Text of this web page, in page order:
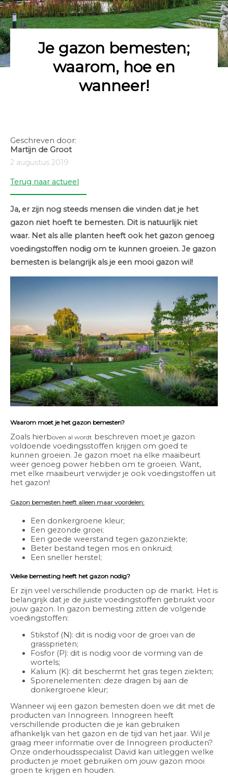
Je gazon bemesten;
waarom, hoe en
wanneer!
Geschreven door:
Martijn de Groot
2 augustus 2019
Terug naar actueel
Ja, er zijn nog steeds mensen die vinden dat je het
gazon niet hoeft te bemesten. Dit is natuurlijk niet
waar. Net als alle planten heeft ook het gazon genoeg
voedingstoffen nodig om te kunnen groeien. Je gazon
bemesten is belangrijk als je een mooi gazon wil!
Waarom moet je het gazon bemesten?
Zoals hierboven al wordt beschreven moet je gazon
voldoende voedingsstoffen krijgen om goed te
kunnen groeien. Je gazon moet na elke maaibeurt
weer genoeg power hebben om te groeien. Want,
met elke maaibeurt verwijder je ook voedingstoffen uit
het gazon!
Gazon bemesten heeft alleen maar voordelen:
Een donkergroene kleur;
Een gezonde groei;
Een goede weerstand tegen gazonziekte;
Beter bestand tegen mos en onkruid;
Een sneller herstel;
Welke bemesting heeft het gazon nodig?
Er zijn veel verschillende producten op de markt. Het is
belangrijk dat je de juiste voedingstoffen gebruikt voor
jouw gazon. In gazon bemesting zitten de volgende
voedingstoffen:
Stikstof (N): dit is nodig voor de groei van de
grassprieten;
Fosfor (P): dit is nodig voor de vorming van de
wortels;
Kalium (K): dit beschermt het gras tegen ziekten;
Sporenelementen: deze dragen bij aan de
donkergroene kleur;
Wanneer wij een gazon bemesten doen we dit met de
producten van Innogreen. Innogreen heeft
verschillende producten die je kan gebruiken
afhankelijk van het gazon en de tijd van het jaar. Wil je
graag meer informatie over de Innogreen producten?
Onze onderhoudsspecialist David kan uitleggen welke
producten je moet gebruiken om jouw gazon mooi
groen te krijgen en houden.